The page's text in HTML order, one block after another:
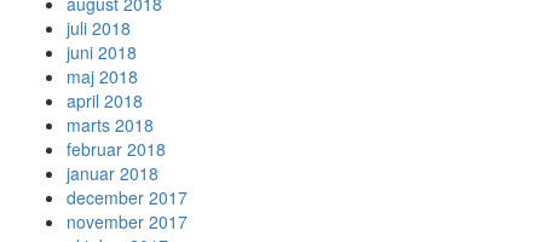
juli 2018
juni 2018
maj 2018
april 2018
marts 2018
februar 2018
januar 2018
december 2017
november 2017